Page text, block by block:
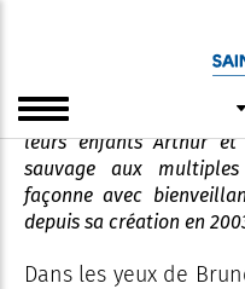
Domaine familial créé en
leurs enfants Arthur
sauvage aux
façonne avec
depuis sa création en
Dans les yeux de